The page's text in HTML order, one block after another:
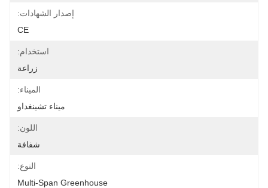
إصدار الشهادات:
CE
استخدام:
زراعة
الميناء:
ميناء تشينغداو
اللون:
شفافة
النوع:
Multi-Span Greenhouse